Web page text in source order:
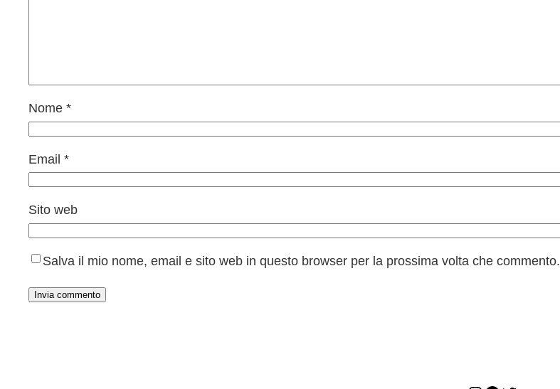
Nome *
Email *
Sito web
Salva il mio nome, email e sito web in questo browser per la prossima volta che commento.